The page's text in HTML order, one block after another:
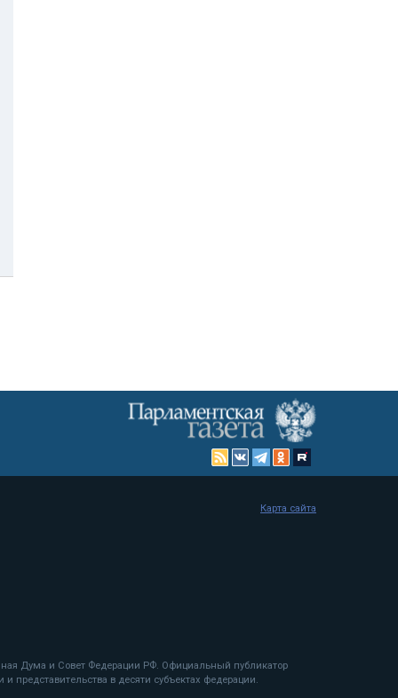
Дума и Совет Федерации РФ. Официальный публикатор
представительства в десяти субъектах федерации.
Карта сайта